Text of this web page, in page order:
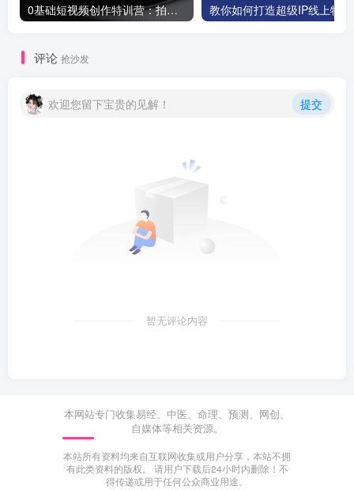
0基础短视频创作特训营：拍摄+剪辑+创作+变现方法
评论 抢沙发
欢迎您留下宝贵的见解！ 提交
暂无评论内容
本网站专门收集易经、中医、命理、预测、网创、
自媒体等相关资源。
本站所有资料均来自互联网收集或用户分享，本站不拥
有此类资料的版权。 请用户下载后24小时内删除！不
得传递或用于任何公众商业用途。